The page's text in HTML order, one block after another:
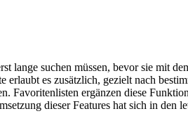
lange suchen müssen, bevor sie mit
es zusätzlich, gezielt nach
Favoritenlisten ergänzen diese
dieser Features hat sich in den